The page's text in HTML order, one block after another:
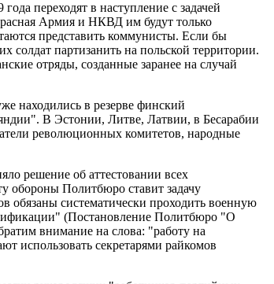
переходят в наступление с задачей
Армия и НКВД им будут только
представить коммунисты. Если бы
солдат партизанить на польской территории.
отряды, созданные заранее на случай
находились в резерве финский
В Эстонии, Литве, Латвии, в Бесарабии
революционных комитетов, народные
решение об аттестовании всех
обороны Политбюро ставит задачу
обязаны систематически проходить военную
(Постановление Политбюро "О
внимание на слова: "работу на
использовать секретарями райкомов